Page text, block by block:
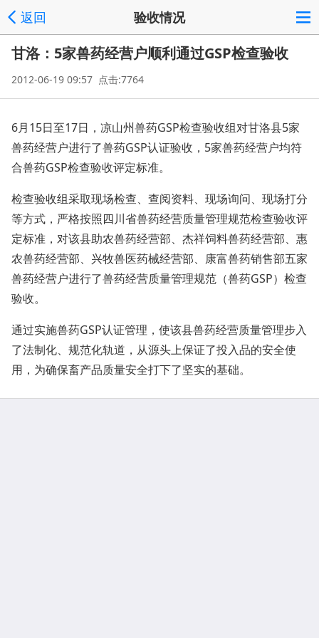
返回 验收情况
甘洛：5家兽药经营户顺利通过GSP检查验收
2012-06-19 09:57 点击:7764
6月15日至17日，凉山州兽药GSP检查验收组对甘洛县5家
兽药经营户进行了兽药GSP认证验收，5家兽药经营户均符
合兽药GSP检查验收评定标准。
检查验收组采取现场检查、查阅资料、现场询问、现场打分
等方式，严格按照四川省兽药经营质量管理规范检查验收评
定标准，对该县助农兽药经营部、杰祥饲料兽药经营部、惠
农兽药经营部、兴牧兽医药械经营部、康富兽药销售部五家
兽药经营户进行了兽药经营质量管理规范（兽药GSP）检查
验收。
通过实施兽药GSP认证管理，使该县兽药经营质量管理步入
了法制化、规范化轨道，从源头上保证了投入品的安全使
用，为确保畜产品质量安全打下了坚实的基础。